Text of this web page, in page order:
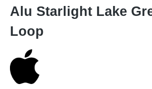
Alu Starlight Lake
Loop